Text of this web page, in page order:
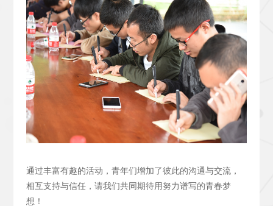
通过丰富有趣的活动，青年们增加了彼此的沟通与交流，
相互支持与信任，请我们共同期待用努力谱写的青春梦
想！